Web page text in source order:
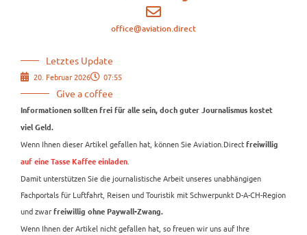
office@aviation.direct
Letztes Update
20. Februar 2026 07:55
Give a coffee
Informationen sollten frei für alle sein, doch guter Journalismus kostet
viel Geld.
Wenn Ihnen dieser Artikel gefallen hat, können Sie Aviation.Direct freiwillig
auf eine Tasse Kaffee einladen
Damit unterstützen Sie die journalistische Arbeit unseres unabhängigen
Fachportals für Luftfahrt, Reisen und Touristik mit Schwerpunkt D-A-CH-Region
und zwar freiwillig ohne Paywall-Zwang.
Wenn Ihnen der Artikel nicht gefallen hat, so freuen wir uns auf Ihre